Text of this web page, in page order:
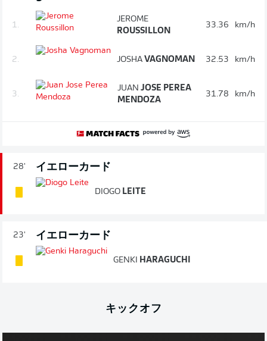
1.
JEROME
ROUSSILLON
33.36 km/h
2. JOSHA VAGNOMAN 32.53 km/h
3.
JUAN JOSE PEREA
MENDOZA
31.78 km/h
28' イエローカード
DIOGO LEITE
23' イエローカード
GENKI HARAGUCHI
キックオフ